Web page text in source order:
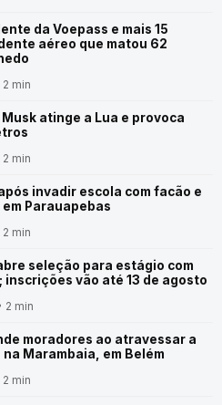
da Voepass e mais 15
aéreo que matou 62
min
Musk atinge a Lua e provoca
min
invadir escola com facão e
Parauapebas
min
seleção para estágio com
inscrições vão até 13 de agosto
2 min
moradores ao atravessar a
na Marambaia, em Belém
min